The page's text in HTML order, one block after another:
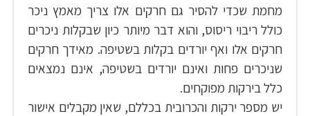
מחמת שכדי להסיר גם חרקים אלו צריך מאמץ ניכר
כולל ריבוי ריסוס, והוא דבר מיותר כיון שבקלות ניכרים
חרקים אלו ואף יורדים בקלות בשטיפה. מאידך חרקים
שניכרים פחות ואינם יורדים בשטיפה, אינם נמצאים
כלל בירקות מפוקחים.
יש מספר ירקות והכרובית בכללם, שאין מקבלים אישור